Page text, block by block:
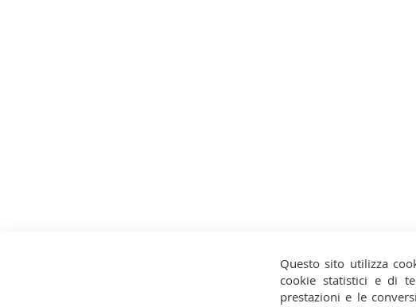
Questo sito utilizza
cookie statistici e di
prestazioni e le